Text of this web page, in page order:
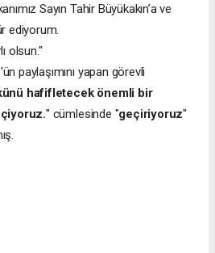
Sayın Tahir Büyükakın’a ve
ediyorum.
olsun."
paylaşımını yapan görevli
hafifletecek önemli bir
" cümlesinde "geçiriyoruz"